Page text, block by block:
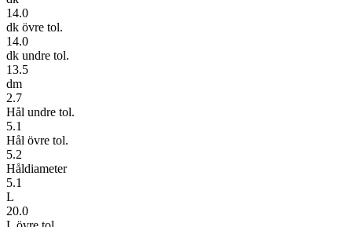
14.0
dk övre tol.
14.0
dk undre tol.
13.5
dm
2.7
Hål undre tol.
5.1
Hål övre tol.
5.2
Håldiameter
5.1
L
20.0